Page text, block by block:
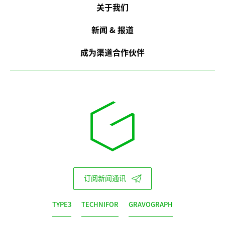
关于我们
新闻 & 报道
成为渠道合作伙伴
订阅新闻通讯
TYPE3 TECHNIFOR GRAVOGRAPH